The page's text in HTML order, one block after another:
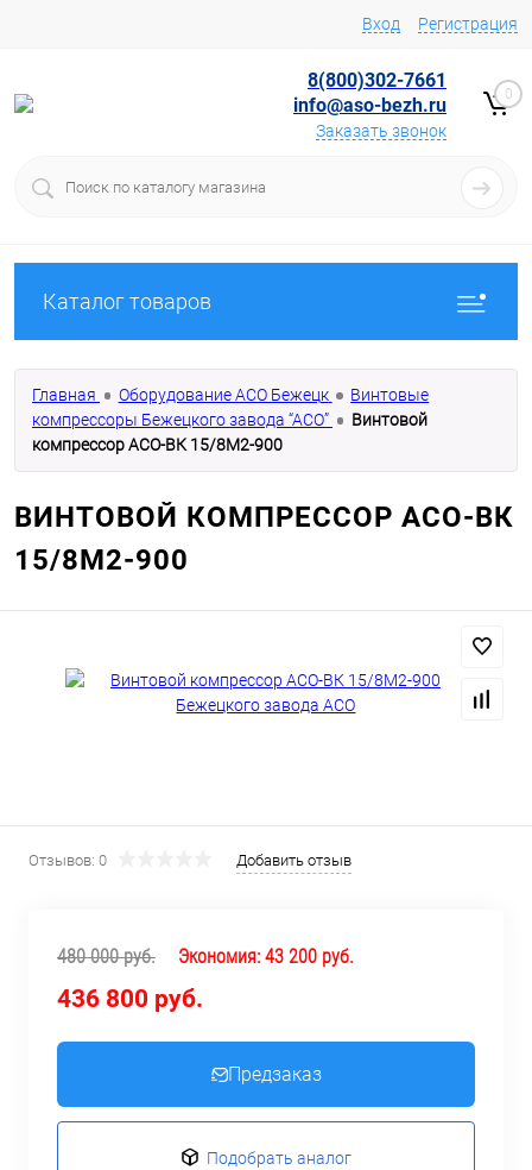
Вход Регистрация
8(800)302-7661
info@aso-bezh.ru
Заказать звонок
0
Каталог товаров
Главная Оборудование АСО Бежецк
Винтовые
компрессоры Бежецкого завода “АСО”
Винтовой
компрессор АСО-ВК 15/8М2-900
ВИНТОВОЙ КОМПРЕССОР АСО-ВК
15/8М2-900
Отзывов: 0 Добавить отзыв
480 000 руб. Экономия: 43 200 руб.
436 800 руб.
Предзаказ
Подобрать аналог